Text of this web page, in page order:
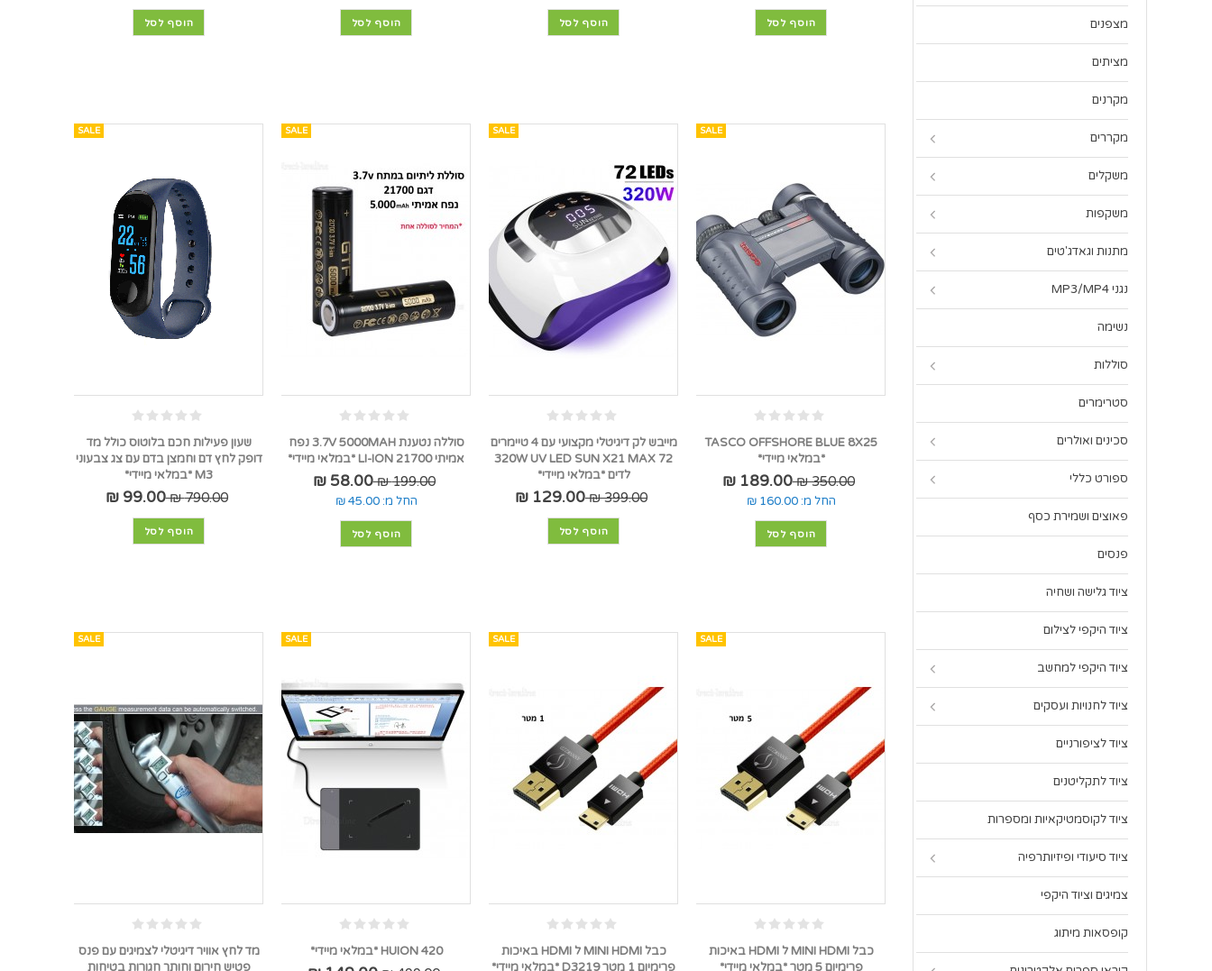
הוסף לסל הוסף לסל הוסף לסל הוסף לסל
SALE
TASCO OFFSHORE BLUE 8X25
*במלאי מיידי*
350.00 ₪
189.00 ₪
החל מ: 160.00 ₪
הוסף לסל
SALE
מייבש לק דיגיטלי מקצועי עם 4 טיימרים
320W UV LED SUN X21 MAX 72
לדים *במלאי מיידי*
399.00 ₪
129.00 ₪
הוסף לסל
SALE
סוללה נטענת 3.7V 5000MAH נפח
אמיתי 21700 LI-ION *במלאי מיידי*
199.00 ₪
58.00 ₪
החל מ: 45.00 ₪
הוסף לסל
SALE
שעון פעילות חכם בלוטוס כולל מד
דופק לחץ דם וחמצן בדם עם צג צבעוני
M3 *במלאי מיידי*
790.00 ₪
99.00 ₪
הוסף לסל
SALE
כבל MINI HDMI ל HDMI באיכות
פרימיום 5 מטר *במלאי מיידי*
SALE
כבל MINI HDMI ל HDMI באיכות
פרימיום 1 מטר D3219 *במלאי מיידי*
SALE
HUION 420 *במלאי מיידי*
SALE
מד לחץ אוויר דיגיטלי לצמיגים עם פנס
פטיש חירום וחותך חגורות בטיחות
מצפנים
מציתים
מקרנים
מקררים
משקלים
משקפות
מתנות וגאדג'טים
נגני MP3/MP4
נשימה
סוללות
סטרימרים
סכינים ואולרים
ספורט כללי
פאוצים ושמירת כסף
פנסים
ציוד גלישה ושחיה
ציוד היקפי לצילום
ציוד היקפי למחשב
ציוד לחנויות ועסקים
ציוד לציפורניים
ציוד לתקליטנים
ציוד לקוסמטיקאיות ומספרות
ציוד סיעודי ופיזיותרפיה
צמיגים וציוד היקפי
קופסאות מיתוג